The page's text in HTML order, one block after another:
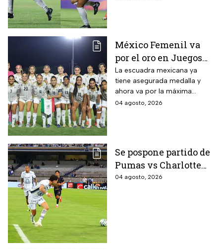
México Femenil va
por el oro en Juegos
Centroamericanos; ya
conoce a su rival
La escuadra mexicana ya
tiene asegurada medalla y
ahora va por la máxima
presea en los Juegos
04 agosto, 2026
Se pospone partido de
Pumas vs Charlotte
FC en el inicio de la
04 agosto, 2026